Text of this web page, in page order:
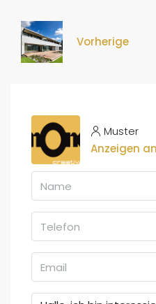
Vorherige
Muster
Anzeigen